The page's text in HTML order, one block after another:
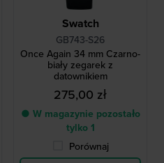
Swatch
GB743-S26
Once Again 34 mm Czarno-
biały zegarek z
datownikiem
275,00 zł
● W magazynie pozostało
tylko 1
Porównaj